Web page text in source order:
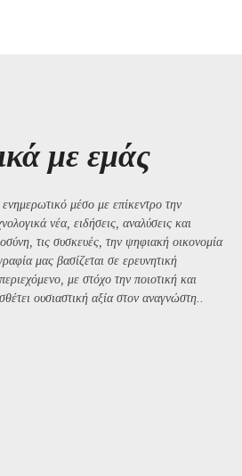
με εμάς
μέσο με επίκεντρο την
νέα, ειδήσεις, αναλύσεις και
τις συσκευές, την ψηφιακή οικονομία
μας βασίζεται σε ερευνητική
με στόχο την ποιοτική και
ουσιαστική αξία στον αναγνώστη..